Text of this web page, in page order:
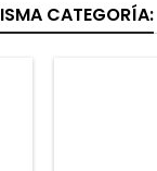
CATEGORÍA: